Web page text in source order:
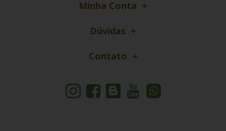
Minha Conta
Dúvidas
Contato